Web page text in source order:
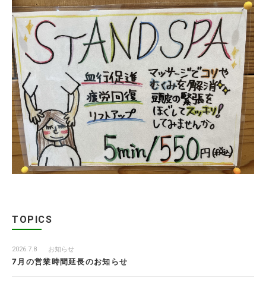
TOPICS
2026.7.8 お知らせ
7月の営業時間延長のお知らせ